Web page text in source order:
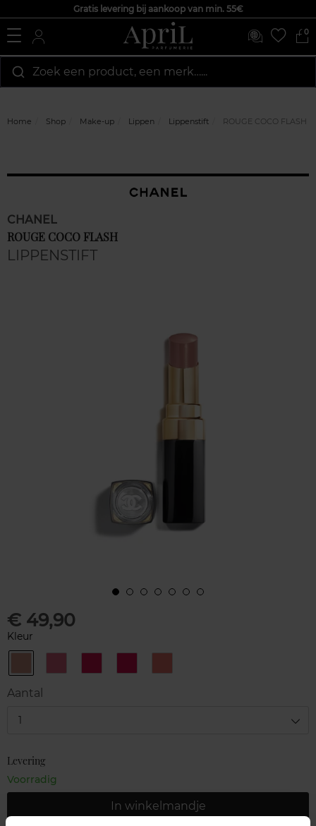
Gratis levering bij aankoop van min. 55€
0
Zoek een product, een merk…...
Home Shop Make-up Lippen Lippenstift ROUGE COCO FLASH
CHANEL
ROUGE COCO FLASH
LIPPENSTIFT
€ 49,90
Kleur
Aantal
1
Levering
Voorradig
In winkelmandje